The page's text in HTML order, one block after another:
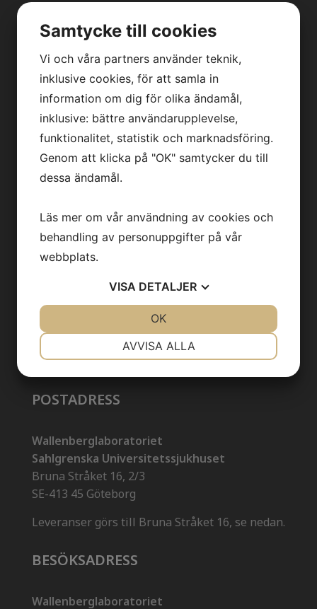
Vi forskar här
Läs om oss i media
Press
KONTAKT
Kontakt
info@backhedlab.se
POSTADRESS
Wallenberglaboratoriet
Sahlgrenska Universitetssjukhuset
Bruna Stråket 16, 2/3
SE-413 45 Göteborg
Leveranser görs till Bruna Stråket 16, se nedan.
BESÖKSADRESS
Wallenberglaboratoriet
Samtycke till cookies
Vi och våra partners använder teknik,
inklusive cookies, för att samla in
information om dig för olika ändamål,
inklusive: bättre användarupplevelse,
funktionalitet, statistik och marknadsföring.
Genom att klicka på "OK" samtycker du till
dessa ändamål.
Läs mer om vår användning av cookies och
behandling av personuppgifter på vår
webbplats.
VISA DETALJER
AVVISA ALLA
OK